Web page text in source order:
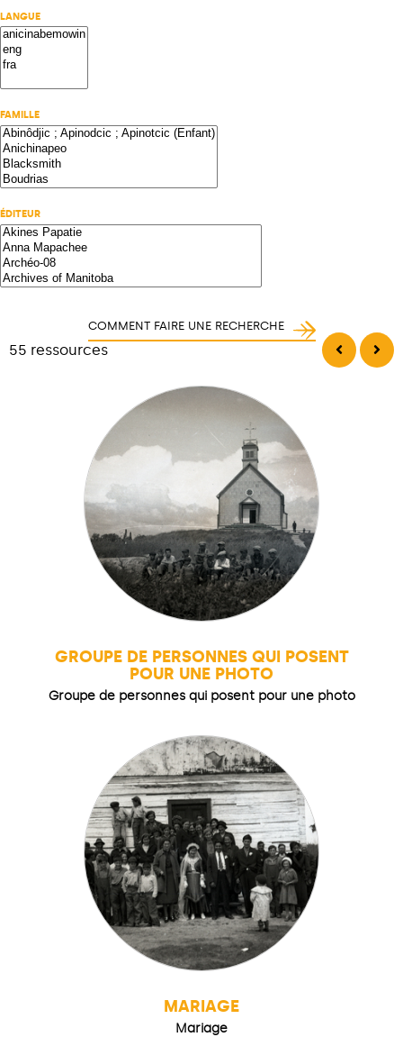
COMMENT FAIRE UNE RECHERCHE
LANGUE
FAMILLE
ÉDITEUR
55 ressources
GROUPE DE PERSONNES QUI POSENT
POUR UNE PHOTO
Groupe de personnes qui posent pour une photo
MARIAGE
Mariage